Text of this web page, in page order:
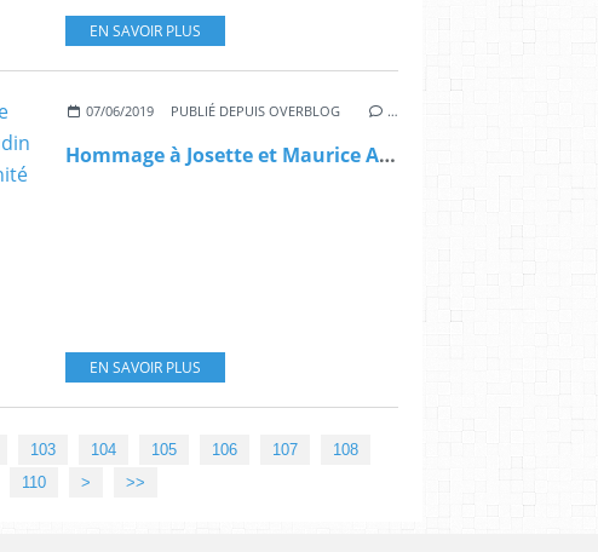
EN SAVOIR PLUS
07/06/2019 PUBLIÉ DEPUIS OVERBLOG …
Hommage à Josette et Maurice Audin, un interview de Pierre Audin par Maud Vergnol dans l'Humanité
EN SAVOIR PLUS
103 104 105 106 107
108
110 120
130
140
150
160
170
180
190
200
300
400
> >>